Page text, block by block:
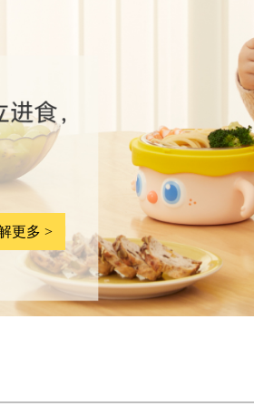
更多 >